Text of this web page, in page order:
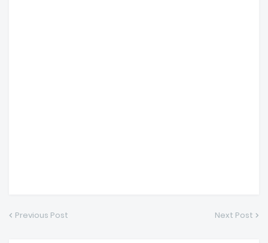
Previous Post Next Post